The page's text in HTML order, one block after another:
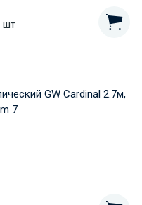
шт
GW Cardinal 2.7м,
7